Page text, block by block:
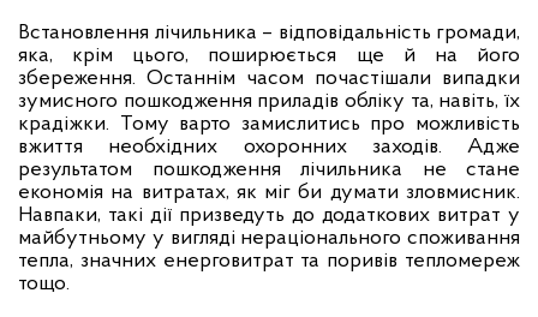
Встановлення лічильника – відповідальність громади,
яка, крім цього, поширюється ще й на його
збереження. Останнім часом почастішали випадки
зумисного пошкодження приладів обліку та, навіть, їх
крадіжки. Тому варто замислитись про можливість
вжиття необхідних охоронних заходів. Адже
результатом пошкодження лічильника не стане
економія на витратах, як міг би думати зловмисник.
Навпаки, такі дії призведуть до додаткових витрат у
майбутньому у вигляді нераціонального споживання
тепла, значних енерговитрат та поривів тепломереж
тощо.